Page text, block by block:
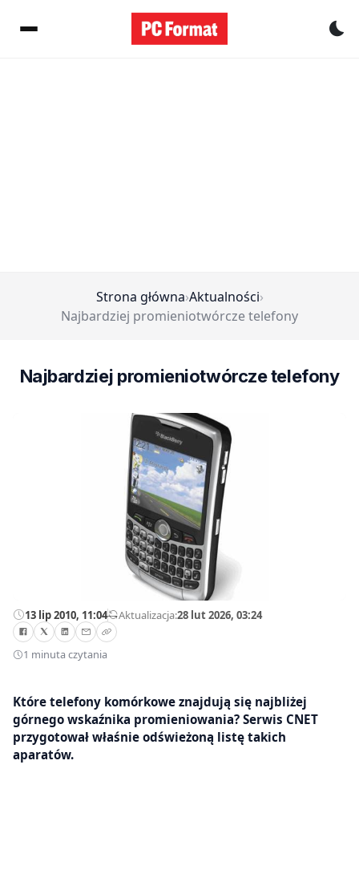
Strona główna›Aktualności›
Najbardziej promieniotwórcze telefony
Najbardziej promieniotwórcze telefony
13 lip 2010, 11:04—Aktualizacja:28 lut 2026, 03:24
1 minuta czytania
Które telefony komórkowe znajdują się najbliżej
górnego wskaźnika promieniowania? Serwis CNET
przygotował właśnie odświeżoną listę takich
aparatów.